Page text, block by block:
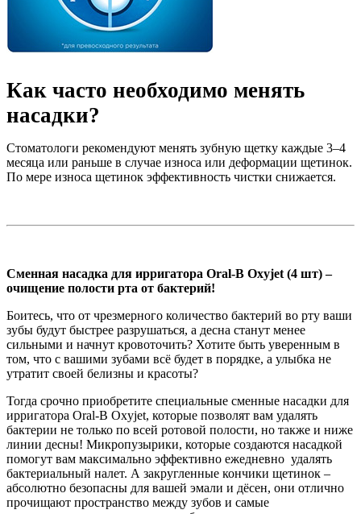
Как часто необходимо менять
насадки?
Стоматологи рекомендуют менять зубную щетку каждые 3–4
месяца или раньше в случае износа или деформации щетинок.
По мере износа щетинок эффективность чистки снижается.
Сменная насадка для ирригатора Oral-B Oxyjet (4 шт) –
очищение полости рта от бактерий!
Боитесь, что от чрезмерного количество бактерий во рту ваши
зубы будут быстрее разрушаться, а десна станут менее
сильными и начнут кровоточить? Хотите быть уверенным в
том, что с вашими зубами всё будет в порядке, а улыбка не
утратит своей белизны и красоты?
Тогда срочно приобретите специальные сменные насадки для
ирригатора Oral-B Oxyjet, которые позволят вам удалять
бактерии не только по всей ротовой полости, но также и ниже
линии десны! Микропузырики, которые создаются насадкой
помогут вам максимально эффективно ежедневно удалять
бактериальный налет. А закругленные кончики щетинок –
абсолютно безопасны для вашей эмали и дёсен, они отлично
прочищают пространство между зубов и самые